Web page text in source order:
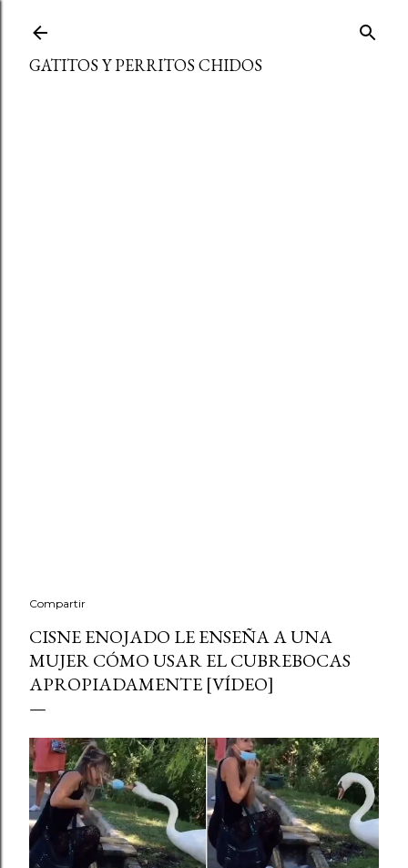
GATITOS Y PERRITOS CHIDOS
Compartir
CISNE ENOJADO LE ENSEÑA A UNA
MUJER CÓMO USAR EL CUBREBOCAS
APROPIADAMENTE [VÍDEO]